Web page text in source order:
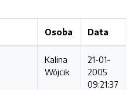
Osoba Data
Kalina
Wójcik
21-01-
2005
09:21:37